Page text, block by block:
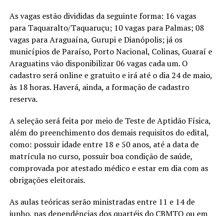
As vagas estão divididas da seguinte forma: 16 vagas
para Taquaralto/Taquaruçu; 10 vagas para Palmas; 08
vagas para Araguaína, Gurupi e Dianópolis; já os
municípios de Paraíso, Porto Nacional, Colinas, Guaraí e
Araguatins vão disponibilizar 06 vagas cada um. O
cadastro será online e gratuito e irá até o dia 24 de maio,
às 18 horas. Haverá, ainda, a formação de cadastro
reserva.
A seleção será feita por meio de Teste de Aptidão Física,
além do preenchimento dos demais requisitos do edital,
como: possuir idade entre 18 e 50 anos, até a data de
matrícula no curso, possuir boa condição de saúde,
comprovada por atestado médico e estar em dia com as
obrigações eleitorais.
As aulas teóricas serão ministradas entre 11 e 14 de
junho, nas dependências dos quartéis do CBMTO ou em